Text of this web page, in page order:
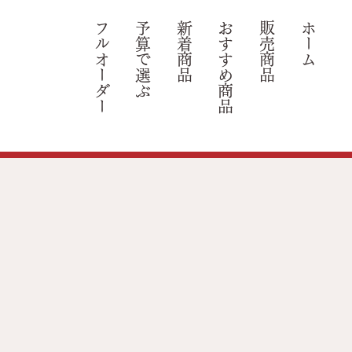
フルオーダー ​予算で選ぶ 新着商品 ​おすすめ商品 ​販売商品 ホーム